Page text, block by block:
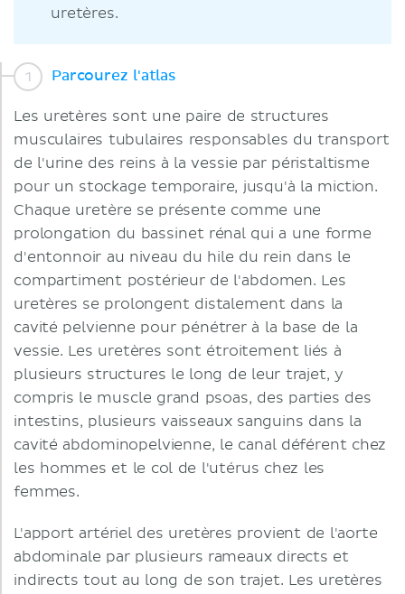
uretères.
Parcourez l'atlas
Les uretères sont une paire de structures
musculaires tubulaires responsables du transport
de l'urine des reins à la vessie par péristaltisme
pour un stockage temporaire, jusqu'à la miction.
Chaque uretère se présente comme une
prolongation du bassinet rénal qui a une forme
d'entonnoir au niveau du hile du rein dans le
compartiment postérieur de l'abdomen. Les
uretères se prolongent distalement dans la
cavité pelvienne pour pénétrer à la base de la
vessie. Les uretères sont étroitement liés à
plusieurs structures le long de leur trajet, y
compris le muscle grand psoas, des parties des
intestins, plusieurs vaisseaux sanguins dans la
cavité abdominopelvienne, le canal déférent chez
les hommes et le col de l'utérus chez les
femmes.
L'apport artériel des uretères provient de l'aorte
abdominale par plusieurs rameaux directs et
indirects tout au long de son trajet. Les uretères